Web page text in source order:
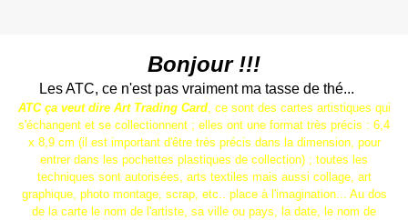
Bonjour !!!
Les ATC, ce n'est pas vraiment ma tasse de thé...
ATC ça veut dire Art Trading Card, ce sont des cartes artistiques qui
s'échangent et se collectionnent ; elles ont une format très précis : 6,4
x 8,9 cm (il est important d'être très précis dans la dimension, pour
entrer dans les pochettes plastiques de collection) ; toutes les
techniques sont autorisées, arts textiles mais aussi collage, art
graphique, photo montage, scrap, etc.. place à l'imagination... Au dos
de la carte le nom de l'artiste, sa ville ou pays, la date, le nom de